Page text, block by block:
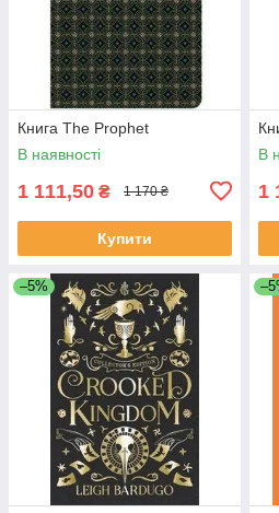
Книга The Prophet
В наявності
1 111,50 ₴ 1 170 ₴
Купити
В
1
–5%